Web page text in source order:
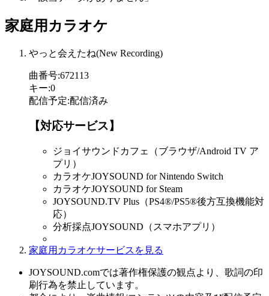
家庭用カラオケ
やっと会えたね(New Recording)
曲番号:672113
キー:0
配信予定:配信済み
【対応サービス】
ジョイサウンドカフェ（ブラウザ/Android TV ア
プリ）
カラオケJOYSOUND for Nintendo Switch
カラオケJOYSOUND for Steam
JOYSOUND.TV Plus（PS4®/PS5®後方互換機能対
応）
分析採点JOYSOUND（スマホアプリ）
家庭用カラオケサービスを見る
JOYSOUND.comでは著作権保護の観点より、歌詞の印
刷行為を禁止しています。